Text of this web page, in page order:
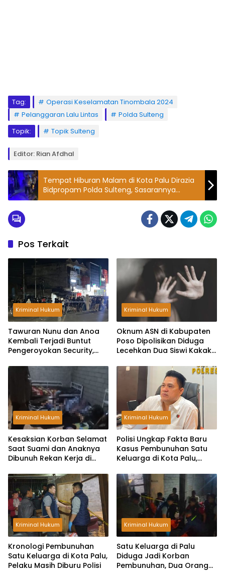
Tag:
Operasi Keselamatan Tinombala 2024
Pelanggaran Lalu Lintas
Polda Sulteng
Topik:
Topik Sulteng
Editor: Rian Afdhal
Tempat Hiburan Malam di Kota Palu Dirazia
Bidpropam Polda Sulteng, Sasarannya
Personel
Pos Terkait
Kriminal Hukum
Tawuran Nunu dan Anoa
Kembali Terjadi Buntut
Pengeroyokan Security,
Bom Molotov
Kriminal Hukum
Oknum ASN di Kabupaten
Poso Dipolisikan Diduga
Lecehkan Dua Siswi Kakak
Kriminal Hukum
Kesaksian Korban Selamat
Saat Suami dan Anaknya
Dibunuh Rekan Kerja di
Dua Pisau
Kriminal Hukum
Polisi Ungkap Fakta Baru
Kasus Pembunuhan Satu
Keluarga di Kota Palu,
Kriminal Hukum
Kronologi Pembunuhan
Satu Keluarga di Kota Palu,
Pelaku Masih Diburu Polisi
Kriminal Hukum
Satu Keluarga di Palu
Diduga Jadi Korban
Pembunuhan, Dua Orang